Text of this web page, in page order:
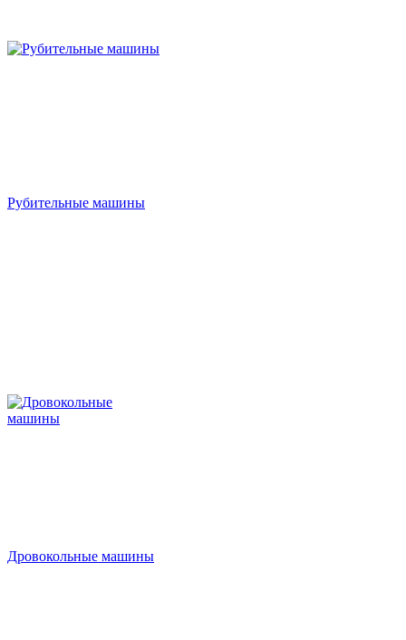
Рубительные машины
Дровокольные машины